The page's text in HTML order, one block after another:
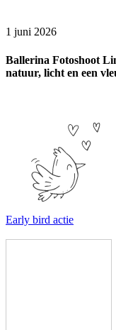
1 juni 2026
Ballerina Fotoshoot
natuur, licht en een
Early bird actie